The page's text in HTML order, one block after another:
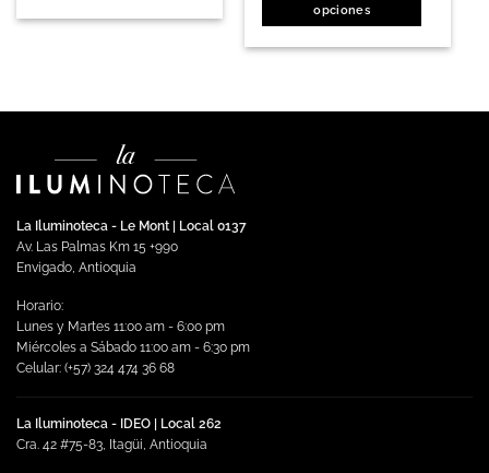
opciones
La Iluminoteca - Le Mont | Local 0137
Av. Las Palmas Km 15 +990
Envigado, Antioquia
Horario:
Lunes y Martes 11:00 am - 6:00 pm
Miércoles a Sábado 11:00 am - 6:30 pm
Celular: (+57) 324 474 36 68
La Iluminoteca - IDEO | Local 262
Cra. 42 #75-83, Itagüi, Antioquia